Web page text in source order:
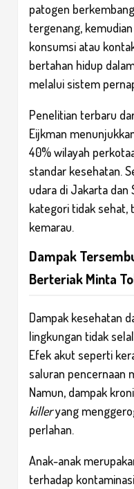
patogen
tergenang,
konsumsi atau
bertahan hidup
melalui sistem
Penelitian terbaru
Eijkman
40% wilayah
standar kesehatan.
udara di Jakarta dan
kategori tidak sehat,
kemarau.
Dampak
Berteriak Minta
Dampak kesehatan
lingkungan tidak
Efek akut seperti
saluran pencernaan
Namun, dampak
killeryang
perlahan.
Anak-anak
terhadap